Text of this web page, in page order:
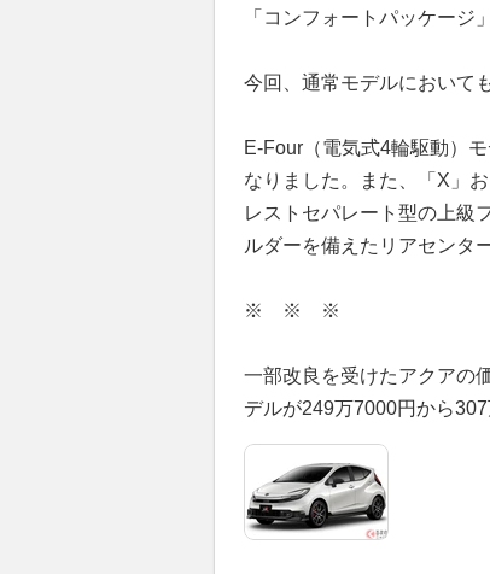
「コンフォートパッケージ
今回、通常モデルにおいて
E-Four（電気式4輪駆動）
なりました。また、「X」
レストセパレート型の上級
ルダーを備えたリアセンタ
※ ※ ※
一部改良を受けたアクアの
デルが249万7000円から